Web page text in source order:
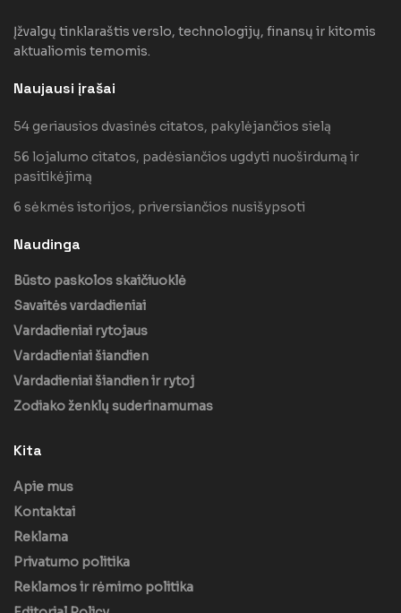
Įžvalgų tinklaraštis verslo, technologijų, finansų ir kitomis
aktualiomis temomis.
Naujausi įrašai
54 geriausios dvasinės citatos, pakylėjančios sielą
56 lojalumo citatos, padėsiančios ugdyti nuoširdumą ir
pasitikėjimą
6 sėkmės istorijos, priversiančios nusišypsoti
Naudinga
Būsto paskolos skaičiuoklė
Savaitės vardadieniai
Vardadieniai rytojaus
Vardadieniai šiandien
Vardadieniai šiandien ir rytoj
Zodiako ženklų suderinamumas
Kita
Apie mus
Kontaktai
Reklama
Privatumo politika
Reklamos ir rėmimo politika